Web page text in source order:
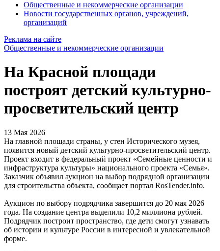
Общественные и некоммерческие организации
Новости государственных органов, учреждений,
организаций
Реклама на сайте
Общественные и некоммерческие организации
На Красной площади
построят детский культурно-
просветительский центр
13 Мая 2026
На главной площади страны, у стен Исторического музея,
появится новый детский культурно-просветительский центр.
Проект входит в федеральный проект «Семейные ценности и
инфраструктура культуры» национального проекта «Семья».
Заказчик объявил аукцион на выбор подрядной организации
для строительства объекта, сообщает портал RosTender.info.
Аукцион по выбору подрядчика завершится до 20 мая 2026
года. На создание центра выделили 10,2 миллиона рублей.
Подрядчик построит пространство, где дети смогут узнавать
об истории и культуре России в интересной и увлекательной
форме.